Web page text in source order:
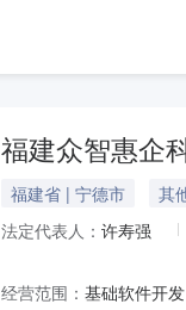
福建众智惠企
福建省 | 宁德市 其
法定代表人： 许寿强
经营范围：